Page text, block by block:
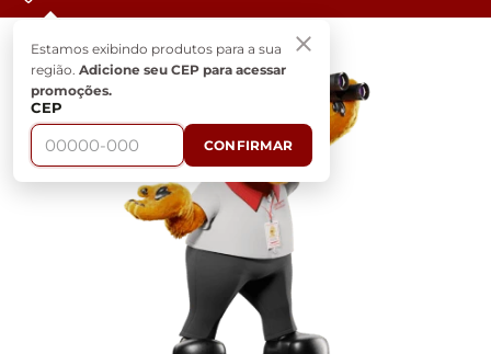
Estamos exibindo produtos para a sua
região. Adicione seu CEP para acessar
promoções.
CEP
CONFIRMAR